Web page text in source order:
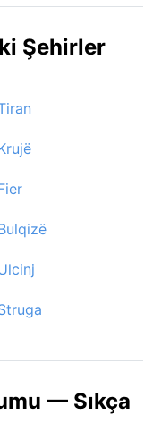
Şehirler
— Sıkça